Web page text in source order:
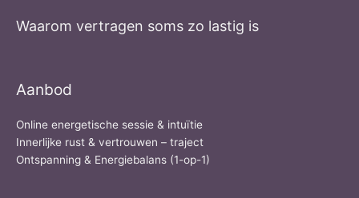
Waarom vertragen soms zo lastig is
Aanbod
Online energetische sessie & intuïtie
Innerlijke rust & vertrouwen – traject
Ontspanning & Energiebalans (1-op-1)